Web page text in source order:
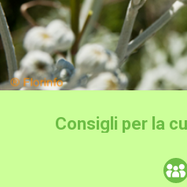
Consigli per la